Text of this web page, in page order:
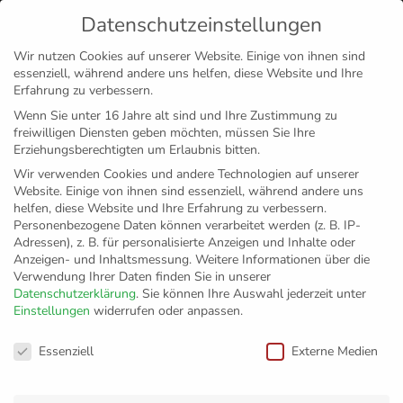
MENÜ
Disclaimer Impressum Datenschutz
Friedrichshafen
Datenschutzeinstellungen
Wir nutzen Cookies auf unserer Website. Einige von ihnen sind
essenziell, während andere uns helfen, diese Website und Ihre
Erfahrung zu verbessern.
Wenn Sie unter 16 Jahre alt sind und Ihre Zustimmung zu
freiwilligen Diensten geben möchten, müssen Sie Ihre
Erziehungsberechtigten um Erlaubnis bitten.
Wir verwenden Cookies und andere Technologien auf unserer
Website. Einige von ihnen sind essenziell, während andere uns
helfen, diese Website und Ihre Erfahrung zu verbessern.
Personenbezogene Daten können verarbeitet werden (z. B. IP-
Adressen), z. B. für personalisierte Anzeigen und Inhalte oder
Anzeigen- und Inhaltsmessung. Weitere Informationen über die
Verwendung Ihrer Daten finden Sie in unserer
Datenschutzerklärung. Sie können Ihre Auswahl jederzeit unter
Einstellungen widerrufen oder anpassen.
Datenschutzeinstellungen
Essenziell Externe Medien